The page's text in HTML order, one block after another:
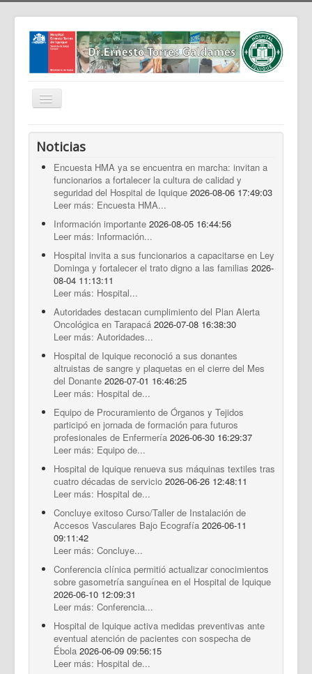
Cambiar
navegación
Home
Noticias
Trabaja Con Nosotros
Contáctenos
Intranet
Planificación
Gestión de Personas
Documentos Destacados
Noticias
Encuesta HMA ya se encuentra en marcha: invitan a
funcionarios a fortalecer la cultura de calidad y
seguridad del Hospital de Iquique 2026-08-06 17:49:03
Leer más: Encuesta HMA...
Información importante 2026-08-05 16:44:56
Leer más: Información...
Hospital invita a sus funcionarios a capacitarse en Ley
Dominga y fortalecer el trato digno a las familias 2026-
08-04 11:13:11
Leer más: Hospital...
Autoridades destacan cumplimiento del Plan Alerta
Oncológica en Tarapacá 2026-07-08 16:38:30
Leer más: Autoridades...
Hospital de Iquique reconoció a sus donantes
altruistas de sangre y plaquetas en el cierre del Mes
del Donante 2026-07-01 16:46:25
Leer más: Hospital de...
Equipo de Procuramiento de Órganos y Tejidos
participó en jornada de formación para futuros
profesionales de Enfermería 2026-06-30 16:29:37
Leer más: Equipo de...
Hospital de Iquique renueva sus máquinas textiles tras
cuatro décadas de servicio 2026-06-26 12:48:11
Leer más: Hospital de...
Concluye exitoso Curso/Taller de Instalación de
Accesos Vasculares Bajo Ecografía 2026-06-11
09:11:42
Leer más: Concluye...
Conferencia clínica permitió actualizar conocimientos
sobre gasometría sanguínea en el Hospital de Iquique
2026-06-10 12:09:31
Leer más: Conferencia...
Hospital de Iquique activa medidas preventivas ante
eventual atención de pacientes con sospecha de
Ébola 2026-06-09 09:56:15
Leer más: Hospital de...